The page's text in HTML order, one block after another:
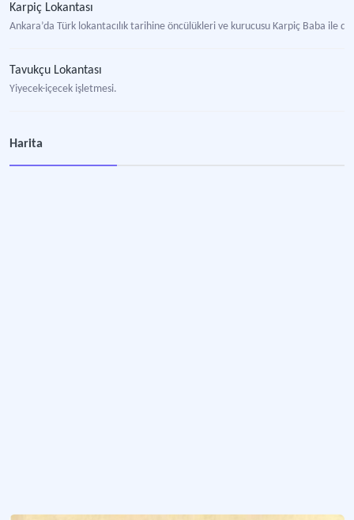
Karpiç Lokantası
Ankara’da Türk lokantacılık tarihine öncülükleri ve kurucusu Karpiç Baba ile
Tavukçu Lokantası
Yiyecek-içecek işletmesi.
Harita